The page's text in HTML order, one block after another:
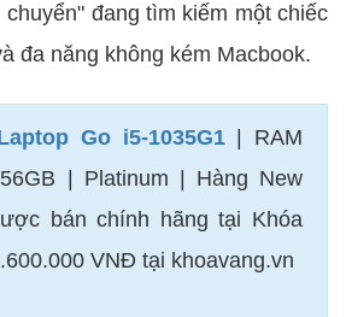
đang tìm kiếm một chiếc
đa năng không kém Macbook.
Go i5-1035G1| RAM
| Platinum | Hàng New
bán chính hãng tại Khóa
VNĐ tại khoavang.vn